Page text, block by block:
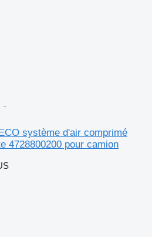
système d'air comprimé
4728800200 pour camion